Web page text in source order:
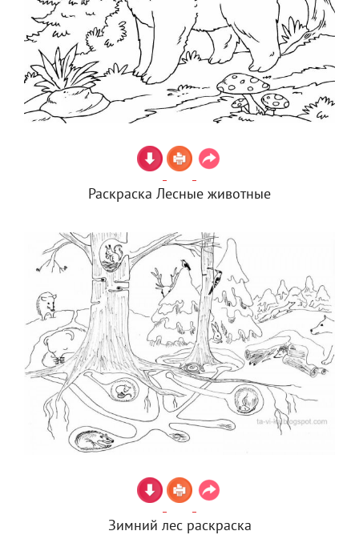
Раскраска Лесные животные
Зимний лес раскраска